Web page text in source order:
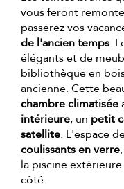
vous feront
passerez vos
de l'ancien temps.
élégants et de
bibliothèque en
ancienne. Cette
chambre climatisée
intérieure, un petit
satellite. L'espace
coulissants en verre
la piscine
côté.